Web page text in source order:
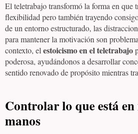
El teletrabajo transformó la forma en que
flexibilidad pero también trayendo
de un entorno estructurado, las
para mantener la motivación son
contexto, el estoicismo en el teletrabajo
poderosa, ayudándonos a desarrollar
sentido renovado de propósito mientras
Controlar lo que está en
manos